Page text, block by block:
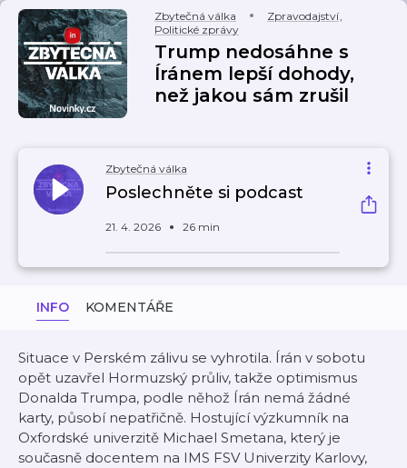
Zbytečná válka Zpravodajství,
Politické zprávy
Trump nedosáhne s
Íránem lepší dohody,
než jakou sám zrušil
Zbytečná válka
Poslechněte si podcast
21. 4. 2026 26 min
INFO KOMENTÁŘE
Situace v Perském zálivu se vyhrotila. Írán v sobotu
opět uzavřel Hormuzský průliv, takže optimismus
Donalda Trumpa, podle něhož Írán nemá žádné
karty, působí nepatřičně. Hostující výzkumník na
Oxfordské univerzitě Michael Smetana, který je
současně docentem na IMS FSV Univerzity Karlovy,